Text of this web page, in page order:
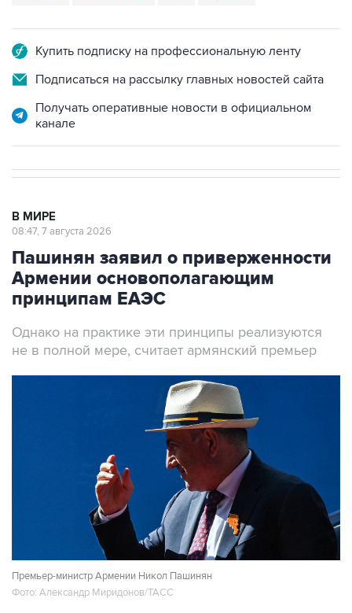
Купить подписку на профессиональную ленту
Подписаться на рассылку главных новостей сайта
Получать оперативные новости в официальном
канале
В МИРЕ
08:47, 7 августа 2026
Пашинян заявил о приверженности
Армении основополагающим
принципам ЕАЭС
Однако на практике эти принципы реализуются
не в полной мере, считает армянский премьер
Премьер-министр Армении Никол Пашинян
Фото: Александр Миридонов/ТАСС